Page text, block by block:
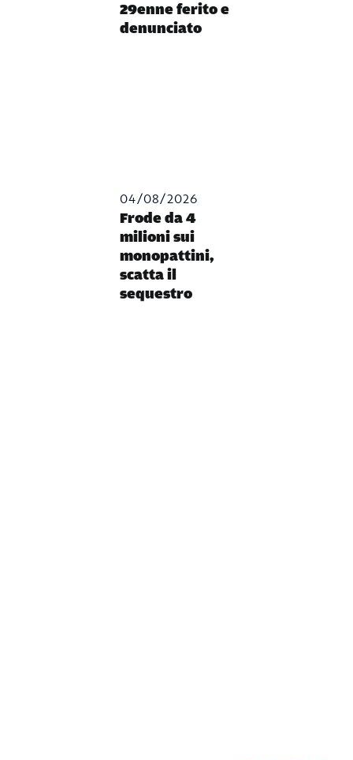
29enne ferito e
denunciato
04/08/2026
Frode da 4
milioni sui
monopattini,
scatta il
sequestro